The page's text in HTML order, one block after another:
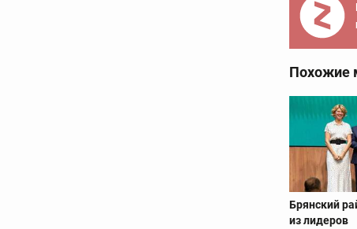
Похожие
Брянский
из лидеров